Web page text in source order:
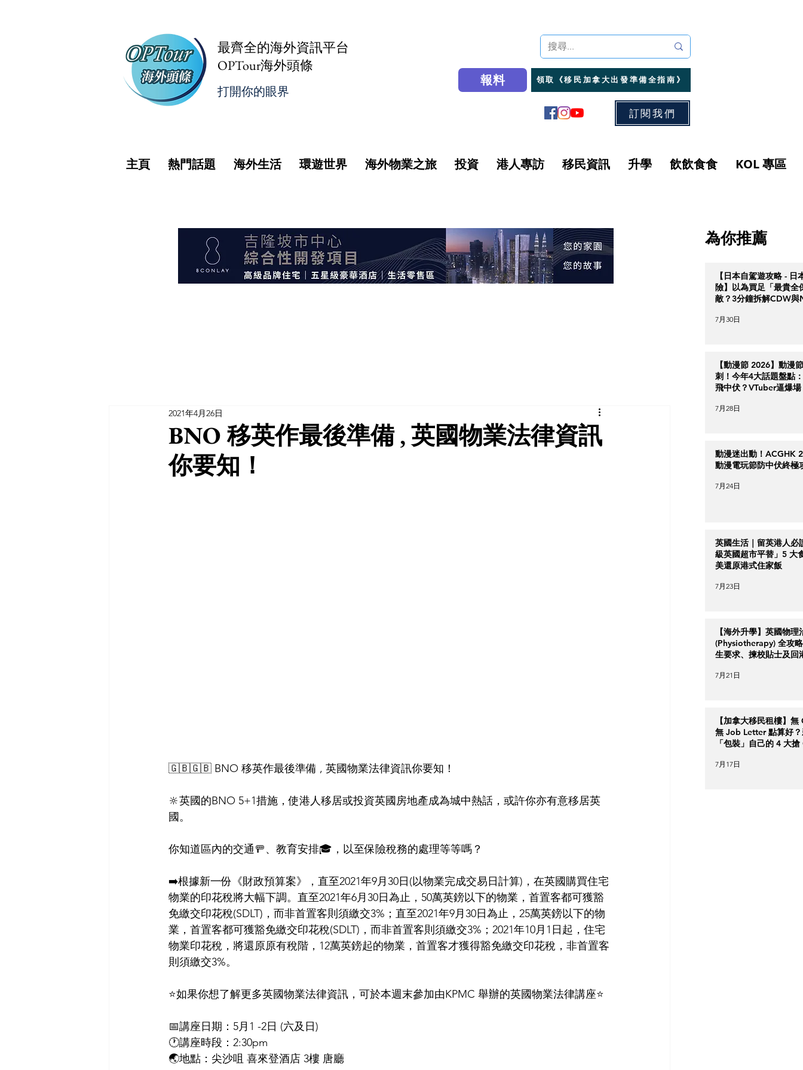
最齊全的海外資訊平台
OPTour海外頭條
打開你的眼界
報料 領取《移民加拿大出發準備全指南》
訂閱我們
主頁 熱門話題 海外生活 環遊世界 海外物業之旅 投資 港人專訪 移民資訊 升學 飲飲食食 KOL 專區
BNO 移英作最後準備 , 英國物業法律資訊
你要知！
2021年4月26日
🇬🇧🇬🇧 BNO 移英作最後準備 , 英國物業法律資訊你要知！
🔆英國的BNO 5+1措施，使港人移居或投資英國房地產成為城中熱話，或許你亦有意移居英
國。
你知道區內的交通🚥、教育安排🎓，以至保險稅務的處理等等嗎？
➡️根據新一份《財政預算案》，直至2021年9月30日(以物業完成交易日計算)，在英國購買住宅
物業的印花稅將大幅下調。直至2021年6月30日為止，50萬英鎊以下的物業，首置客都可獲豁
免繳交印花稅(SDLT)，而非首置客則須繳交3%；直至2021年9月30日為止，25萬英鎊以下的物
業，首置客都可獲豁免繳交印花稅(SDLT)，而非首置客則須繳交3%；2021年10月1日起，住宅
物業印花稅，將還原原有稅階，12萬英鎊起的物業，首置客才獲得豁免繳交印花稅，非首置客
則須繳交3%。
⭐️如果你想了解更多英國物業法律資訊，可於本週末參加由KPMC 舉辦的英國物業法律講座⭐️
📅講座日期：5月1 -2日 (六及日)
🕐講座時段：2:30pm
🌏地點：尖沙咀 喜來登酒店 3樓 唐廳
為你推薦
【日本自駕遊攻略 - 日
險】以為買足「最貴全
敵？3分鐘拆解CDW與
7月30日
【動漫節 2026】動漫
刺！今年4大話題盤點
飛中伏？VTuber逼爆場
7月28日
動漫迷出動！ACGHK
動漫電玩節防中伏終極
7月24日
英國生活｜留英港人必
級英國超市平替」5 大
美還原港式住家飯
7月23日
【海外升學】英國物理
(Physiotherapy) 全攻
生要求、揀校貼士及回
7月21日
【加拿大移民租樓】
無 Job Letter 點算好
「包裝」自己的 4 大
7月17日